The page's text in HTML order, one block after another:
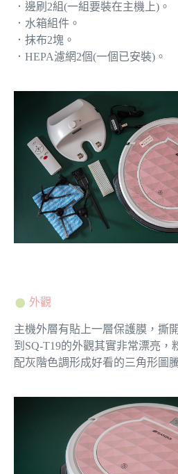
．邊刷2組(一組要裝在主機上)。
．水箱組件。
．抹布2塊。
．HEPA濾網2個(一個已安裝)。
外觀
主機外層有貼上一層保護膜，撕
到SQ-T19的外觀其實非常漂亮，
配灰階色調形成好看的三角形圖